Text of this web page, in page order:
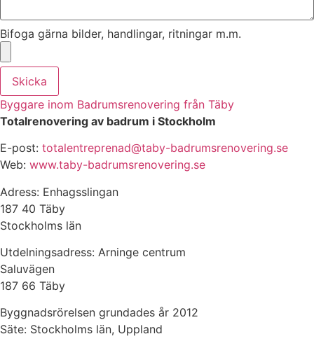
Bifoga gärna bilder, handlingar, ritningar m.m.
Skicka
Byggare inom Badrumsrenovering från Täby
Totalrenovering av badrum i Stockholm
E-post: totalentreprenad@taby-badrumsrenovering.se
Web: www.taby-badrumsrenovering.se
Adress: Enhagsslingan
187 40 Täby
Stockholms län
Utdelningsadress: Arninge centrum
Saluvägen
187 66 Täby
Byggnadsrörelsen grundades år 2012
Säte: Stockholms län, Uppland